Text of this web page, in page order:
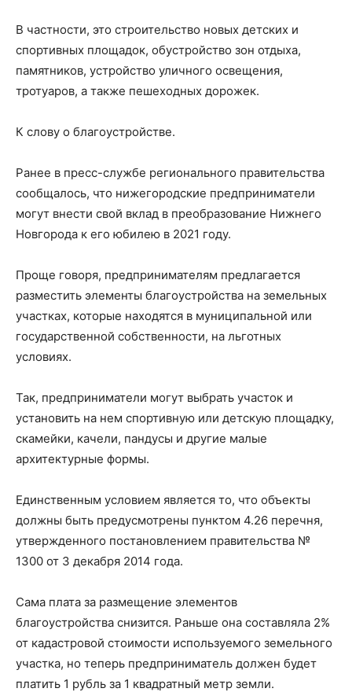
В частности, это строительство новых детских и
спортивных площадок, обустройство зон отдыха,
памятников, устройство уличного освещения,
тротуаров, а также пешеходных дорожек.
К слову о благоустройстве.
Ранее в пресс-службе регионального правительства
сообщалось, что нижегородские предприниматели
могут внести свой вклад в преобразование Нижнего
Новгорода к его юбилею в 2021 году.
Проще говоря, предпринимателям предлагается
разместить элементы благоустройства на земельных
участках, которые находятся в муниципальной или
государственной собственности, на льготных
условиях.
Так, предприниматели могут выбрать участок и
установить на нем спортивную или детскую площадку,
скамейки, качели, пандусы и другие малые
архитектурные формы.
Единственным условием является то, что объекты
должны быть предусмотрены пунктом 4.26 перечня,
утвержденного постановлением правительства №
1300 от 3 декабря 2014 года.
Сама плата за размещение элементов
благоустройства снизится. Раньше она составляла 2%
от кадастровой стоимости используемого земельного
участка, но теперь предприниматель должен будет
платить 1 рубль за 1 квадратный метр земли.